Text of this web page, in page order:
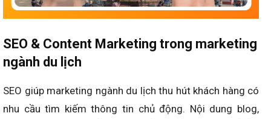
SEO & Content Marketing trong marketing
ngành du lịch
SEO giúp marketing ngành du lịch thu hút khách hàng có
nhu cầu tìm kiếm thông tin chủ động. Nội dung blog,